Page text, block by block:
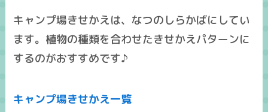
キャンプ場きせかえは、なつのしらかばにしてい
ます。植物の種類を合わせたきせかえパターンに
するのがおすすめです♪
キャンプ場きせかえ一覧